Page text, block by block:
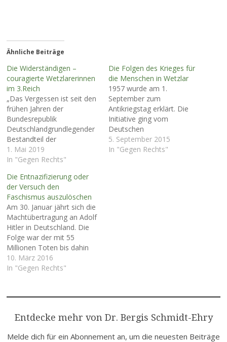
Ähnliche Beiträge
Die Widerständigen –
couragierte Wetzlarerinnen
im 3.Reich
„Das Vergessen ist seit den
frühen Jahren der
Bundesrepublik
Deutschlandgrundlegender
Bestandteil der
Erinnerungskultur.“ aus:
VergesseneWiderstandskämpferinnen
Vergessen wollen wir
entgegentreten! Von Dr.
Bergis Schmidt-Ehry und
Ernst Richter Viele Frauen
hatten in den 15 Jahren
nach der November-
Revolution 1918
dendramatischen
Rollenwandel erlebt, der mit
der Einführung
1. Mai 2019
In "Gegen Rechts"
Die Folgen des Krieges für
die Menschen in Wetzlar
1957 wurde am 1.
September zum
Antikriegstag erklärt. Die
Initiative ging vom
Deutschen
Gewerkschaftsbund aus,
um „…alles Erdenkliche zu
5. September 2015
In "Gegen Rechts"
Die Entnazifizierung oder
der Versuch den
Faschismus auszulöschen
Am 30. Januar jährt sich die
Machtübertragung an Adolf
Hitler in Deutschland. Die
Folge war der mit 55
Millionen Toten bis dahin
größte Krieg aller Zeiten,
von dessen Folgen auch
die Autoren hier und jetzt,
Aufarbeitung der Schuld
10. März 2016
In "Gegen Rechts"
Entdecke mehr von Dr. Bergis Schmidt-Ehry
Melde dich für ein Abonnement an, um die neuesten Beiträge